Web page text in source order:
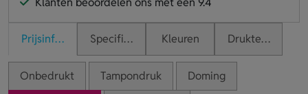
PrijsinformatieSpecificaties Kleuren Druktechnieken
Onbedrukt Tampondruk
Doming